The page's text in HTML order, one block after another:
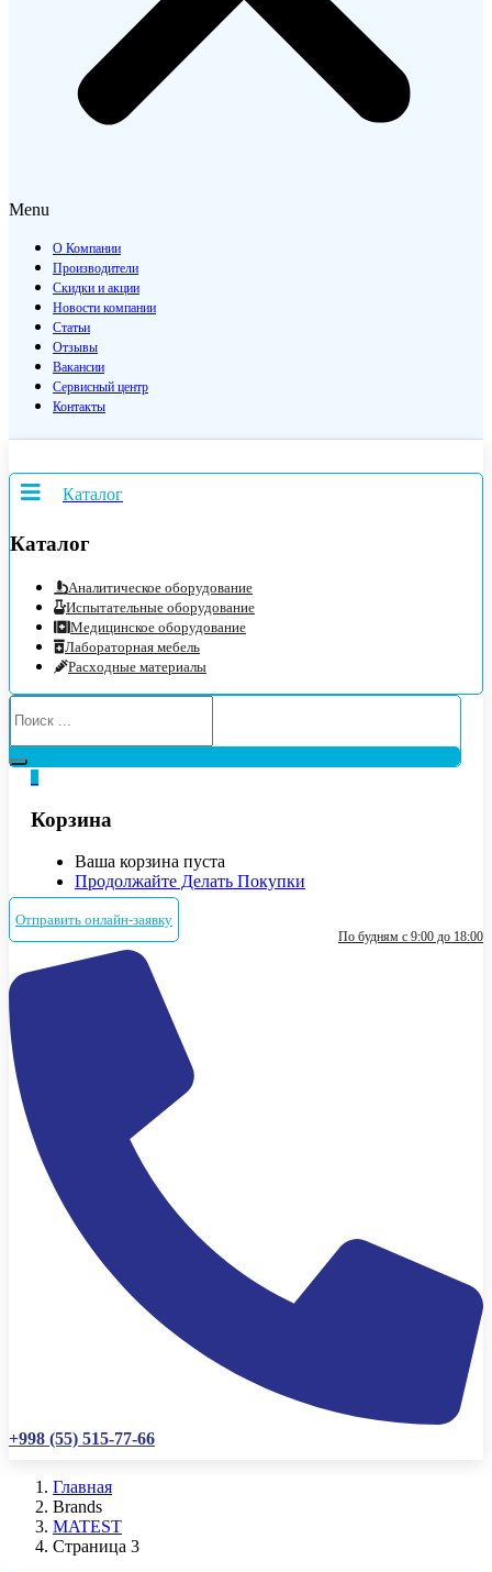
Menu
О Компании
Производители
Скидки и акции
Новости компании
Статьи
Отзывы
Вакансии
Сервисный центр
Контакты
Каталог
Каталог
Аналитическое оборудование
Испытательные оборудование
Медицинское оборудование
Лабораторная мебель
Расходные материалы
Корзина
Ваша корзина пуста
Продолжайте Делать Покупки
Отправить онлайн-заявку
По будням с 9:00 до 18:00
+998 (55) 515-77-66
Главная
Brands
MATEST
Страница 3